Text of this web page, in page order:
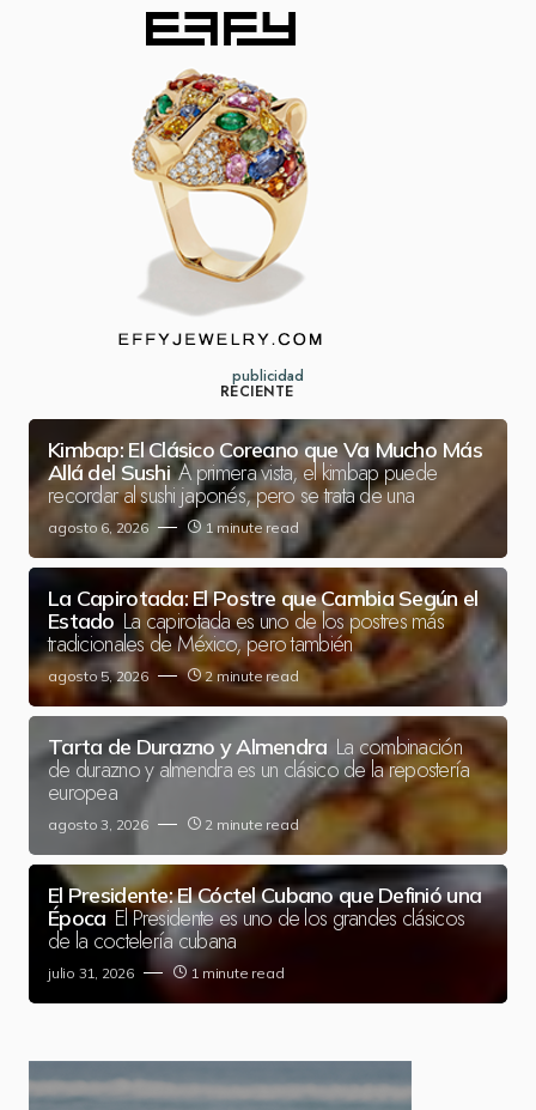
publicidad
RECIENTE
Kimbap: El Clásico Coreano que Va Mucho Más
Allá del Sushi A primera vista, el kimbap puede
recordar al sushi japonés, pero se trata de una
agosto 6, 2026 1 minute read
La Capirotada: El Postre que Cambia Según el
Estado La capirotada es uno de los postres más
tradicionales de México, pero también
agosto 5, 2026 2 minute read
Tarta de Durazno y Almendra La combinación
de durazno y almendra es un clásico de la repostería
europea
agosto 3, 2026 2 minute read
El Presidente: El Cóctel Cubano que Definió una
Época El Presidente es uno de los grandes clásicos
de la coctelería cubana
julio 31, 2026 1 minute read